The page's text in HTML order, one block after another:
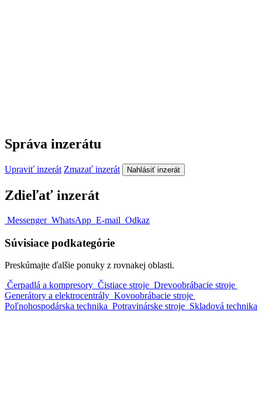
Správa inzerátu
Upraviť inzerát Zmazať inzerát Nahlásiť inzerát
Zdieľať inzerát
Messenger WhatsApp E-mail Odkaz
Súvisiace podkategórie
Preskúmajte ďalšie ponuky z rovnakej oblasti.
Čerpadlá a kompresory Čistiace stroje Drevoobrábacie stroje
Generátory a elektrocentrály Kovoobrábacie stroje
Poľnohospodárska technika Potravinárske stroje Skladová technika